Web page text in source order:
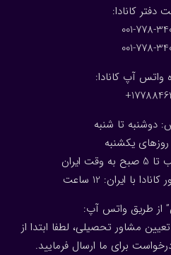
دفتر کانادا
001-778-
001-778-
واتس آپ کانادا:
دوشنبه تا شنبه
یکشنبه
با ایران: 1 2 ساعت
از طریق واتس آپ:
مشاور تحصیلی، لطفا ابتدا از
برای ما ارسال فرمایید.